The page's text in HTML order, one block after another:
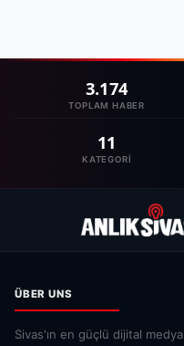
3.174
TOPLAM HABER
11
KATEGORI
ÜBER UNS
Sivas'ın en güçlü dijital medya